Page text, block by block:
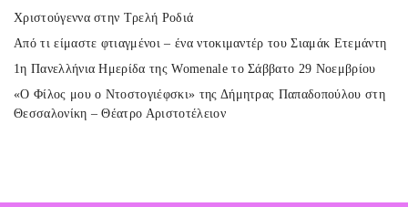
Χριστούγεννα στην Τρελή Ροδιά
Από τι είμαστε φτιαγμένοι – ένα ντοκιμαντέρ του Σιαμάκ Ετεμάντη
1η Πανελλήνια Ημερίδα της Womenale το Σάββατο 29 Νοεμβρίου
«Ο Φίλος μου ο Ντοστογιέφσκι» της Δήμητρας Παπαδοπούλου στη
Θεσσαλονίκη – Θέατρο Αριστοτέλειον